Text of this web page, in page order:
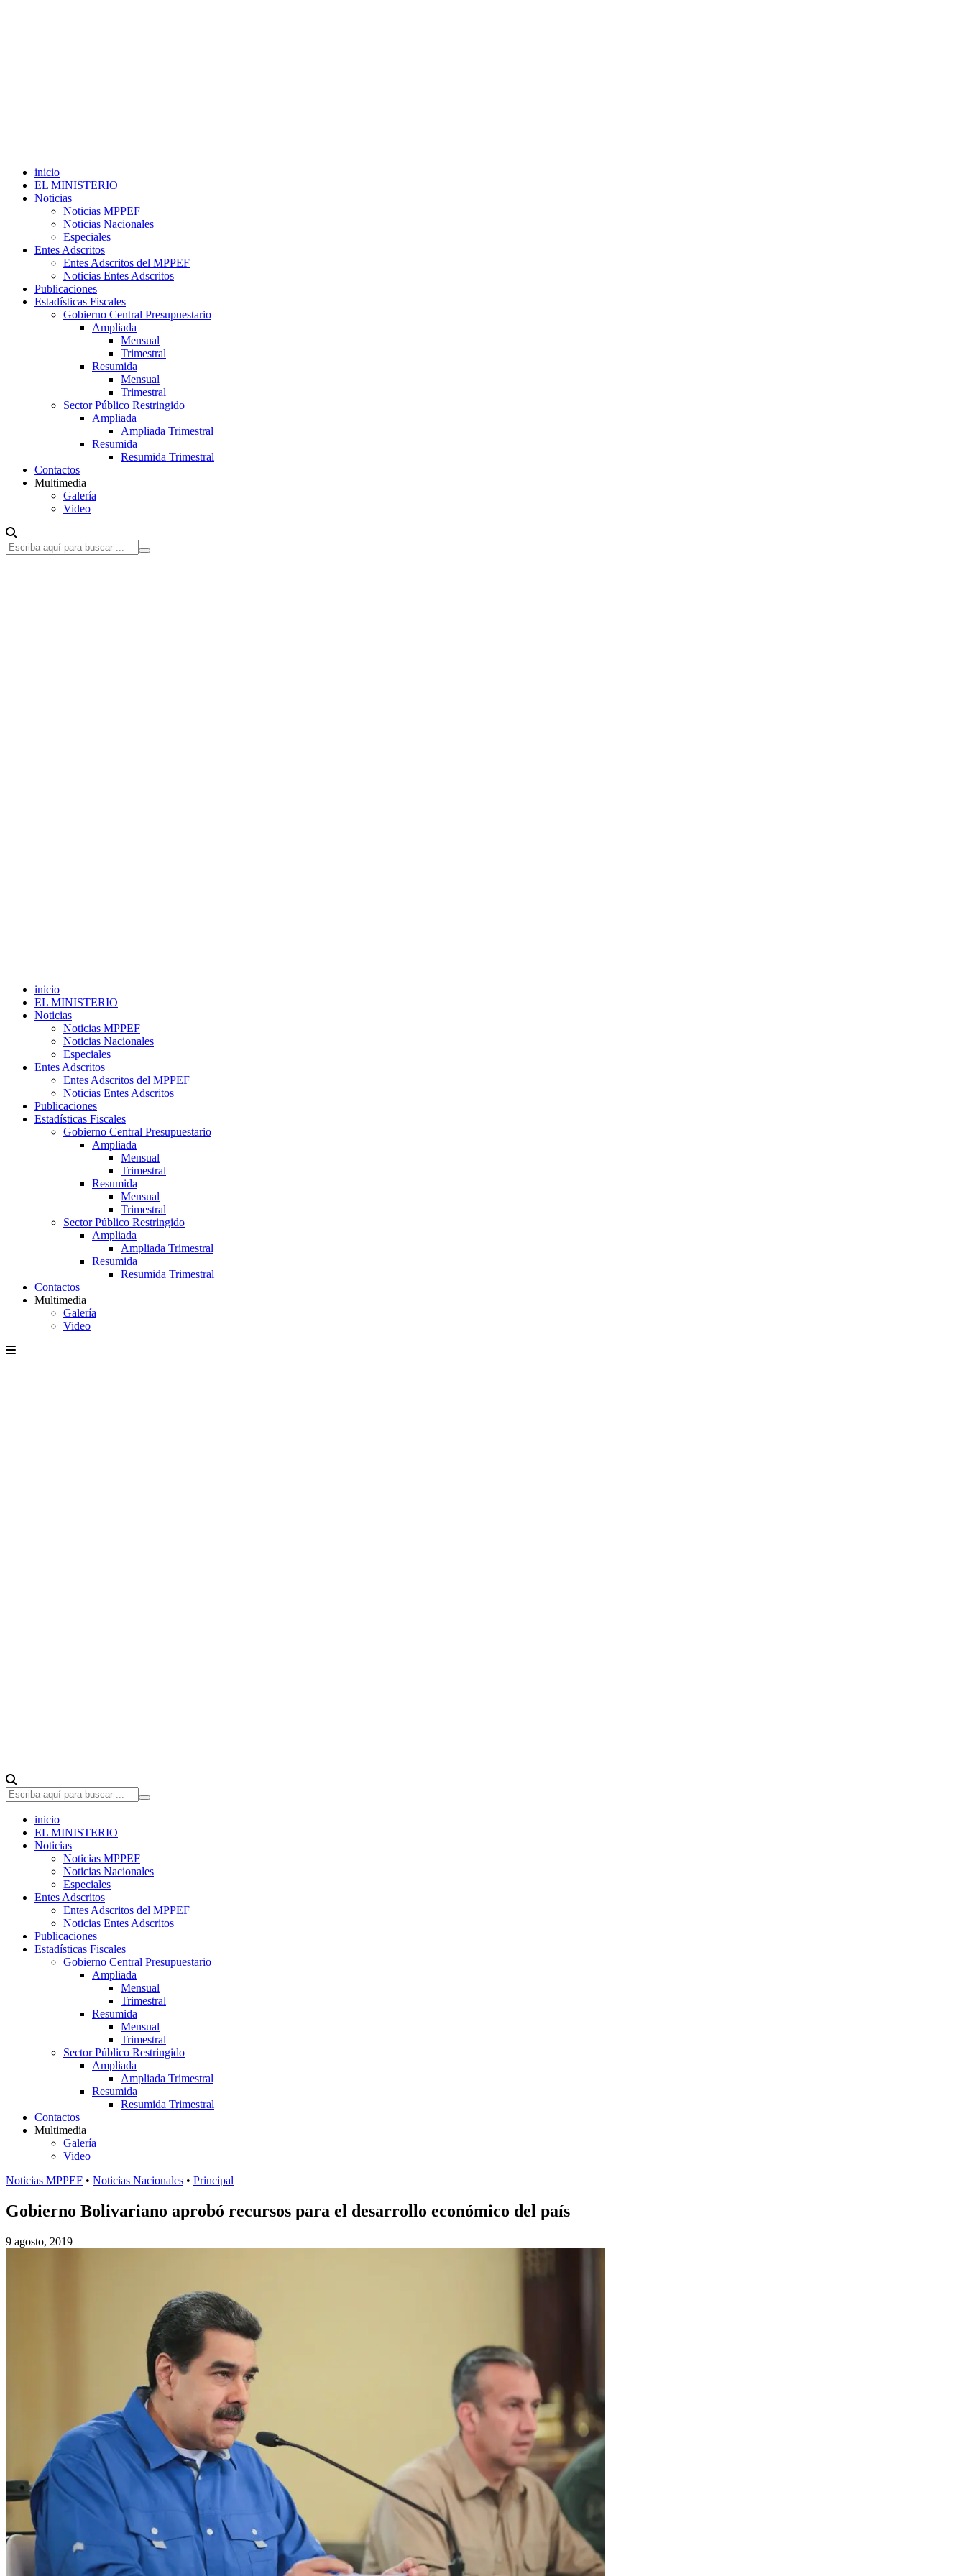
inicio
EL MINISTERIO
Noticias
Noticias MPPEF
Noticias Nacionales
Especiales
Entes Adscritos
Entes Adscritos del MPPEF
Noticias Entes Adscritos
Publicaciones
Estadísticas Fiscales
Gobierno Central Presupuestario
Ampliada
Mensual
Trimestral
Resumida
Mensual
Trimestral
Sector Público Restringido
Ampliada
Ampliada Trimestral
Resumida
Resumida Trimestral
Contactos
Multimedia
Galería
Video
inicio
EL MINISTERIO
Noticias
Noticias MPPEF
Noticias Nacionales
Especiales
Entes Adscritos
Entes Adscritos del MPPEF
Noticias Entes Adscritos
Publicaciones
Estadísticas Fiscales
Gobierno Central Presupuestario
Ampliada
Mensual
Trimestral
Resumida
Mensual
Trimestral
Sector Público Restringido
Ampliada
Ampliada Trimestral
Resumida
Resumida Trimestral
Contactos
Multimedia
Galería
Video
inicio
EL MINISTERIO
Noticias
Noticias MPPEF
Noticias Nacionales
Especiales
Entes Adscritos
Entes Adscritos del MPPEF
Noticias Entes Adscritos
Publicaciones
Estadísticas Fiscales
Gobierno Central Presupuestario
Ampliada
Mensual
Trimestral
Resumida
Mensual
Trimestral
Sector Público Restringido
Ampliada
Ampliada Trimestral
Resumida
Resumida Trimestral
Contactos
Multimedia
Galería
Video
Noticias MPPEF • Noticias Nacionales • Principal
Gobierno Bolivariano aprobó recursos para el desarrollo económico del país
9 agosto, 2019